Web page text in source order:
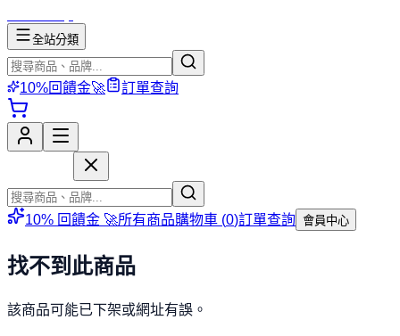
全站分類
10%回饋金🚀 訂單查詢
10% 回饋金 🚀所有商品購物車 (0)訂單查詢 會員中心
找不到此商品
該商品可能已下架或網址有誤。